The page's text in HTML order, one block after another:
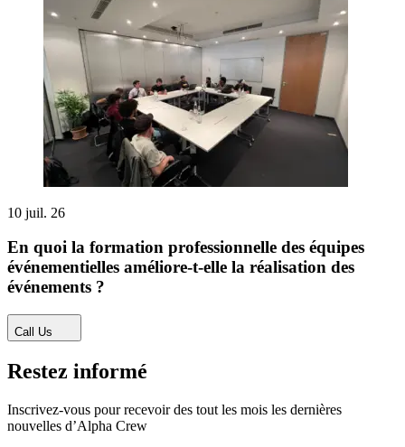
10 juil. 26
En quoi la formation professionnelle des équipes
événementielles améliore-t-elle la réalisation des
événements ?
Call Us
Restez informé
Inscrivez-vous pour recevoir des tout les mois les dernières
nouvelles d’Alpha Crew